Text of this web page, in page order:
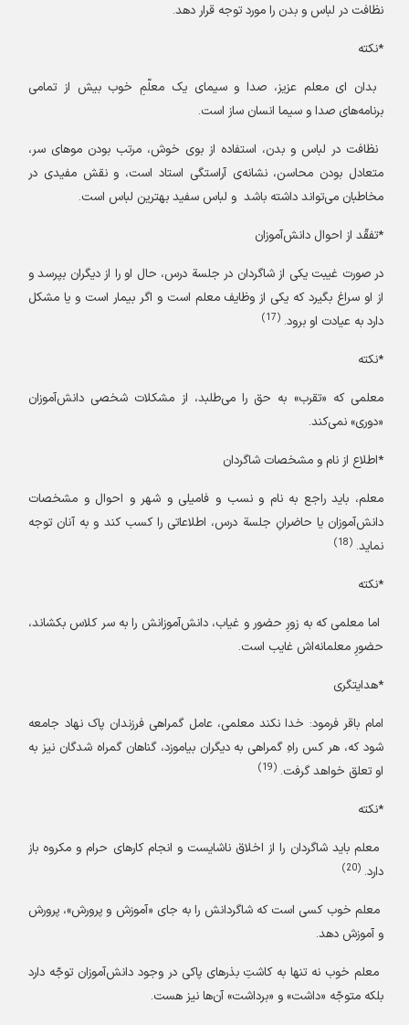
نظافت در لباس و بدن را مورد توجه قرار دهد.
*نکته
بدان ای معلم عزیز، صدا و سیمای یک معلّمِ خوب بیش از تمامی
برنامه‌های صدا و سیما انسان ‌ساز است.
نظافت در لباس و بدن، استفاده از بوی خوش، مرتب بودن موهای سر،
متعادل بودن محاسن، نشانه‌ی آراستگی استاد است، و نقش مفیدی در
مخاطبان می‌تواند داشته باشد و لباس سفید بهترین لباس است.
*تفقّد از احوال دانش‌آموزان
در صورت غیبت یکی از شاگردان در جلسة درس، حال او را از دیگران بپرسد و
از او سراغ بگیرد که یکی از وظایف معلم است و اگر بیمار است و یا مشکل
دارد به عیادت او برود.(17)
*نکته
معلمی که «تقرب» به حق را می‌طلبد، از مشکلات شخصی دانش‌آموزان
«دوری» نمی‌کند.
*اطلاع از نام و مشخصات شاگردان
معلم، باید راجع به نام و نسب و فامیلی و شهر و احوال و مشخصات
دانش‌آموزان یا حاضرانِ جلسة درس، اطلاعاتی را کسب کند و به آنان توجه
نماید.(18)
*نکته
اما معلمی که به زورِ حضور و غیاب، دانش‌آموزانش را به سر کلاس بکشاند،
حضورِ معلمانه‌اش غایب است.
*هدایتگری
امام باقر فرمود: خدا نکند معلمی، عامل گمراهی فرزندان پاک ‌نهاد جامعه
شود که، هر کس راهِ گمراهی به دیگران بیاموزد، گناهان گمراه ‌شدگان نیز به
او تعلق خواهد گرفت.(19)
*نکته
معلم باید شاگردان را از اخلاق ناشایست و انجام کارهای حرام و مکروه باز
دارد.(20)
معلم خوب کسی است که شاگردانش را به جای «آموزش و پرورش»، پرورش
و آموزش دهد.
معلم خوب نه تنها به کاشتِ بذرهای پاکی در وجود دانش‌آموزان توجّه دارد
بلکه متوجّه «داشت» و «برداشت» آن‌ها نیز هست.